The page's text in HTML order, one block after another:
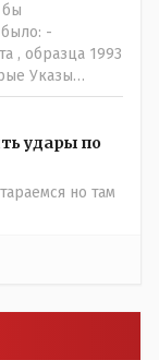
бы
-
, образца 1993
Указы
перевыборов и
и тогда
бунтарский
знакомо -
-
и причём
недостатки
уйти с
удары по
но там